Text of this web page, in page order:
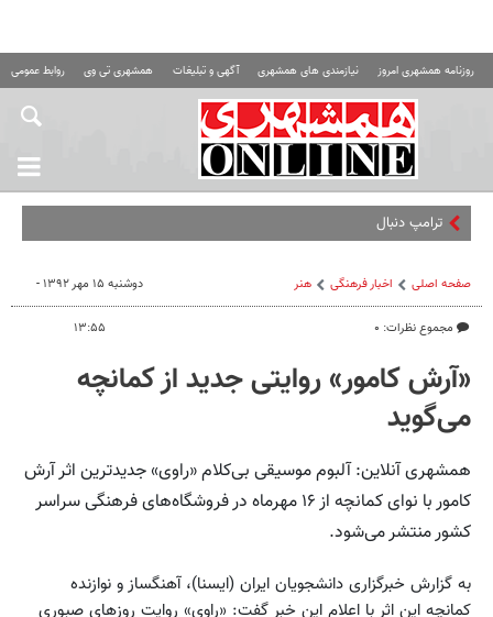
روزنامه همشهری امروز نیازمندی های همشهری آگهی و تبلیغات همشهری تی وی روابط عمومی
ترامپ دنبال فرار از جن
صفحه اصلی اخبار فرهنگی هنر
مجموع نظرات: ۰
دوشنبه ۱۵ مهر ۱۳۹۲ -
۱۳:۵۵
«آرش کامور» روایتی جدید از کمانچه
می‌گوید
همشهری آنلاین: آلبوم موسیقی بی‌کلام «راوی» جدیدترین اثر آرش
کامور با نوای کمانچه از ۱۶ مهرماه در فروشگاه‌های فرهنگی سراسر
کشور منتشر می‌شود.
به گزارش خبرگزاری دانشجویان ایران (ایسنا)، آهنگساز و نوازنده
کمانچه این اثر با اعلام این خبر گفت: «راوی» روایت روزهای صبوری